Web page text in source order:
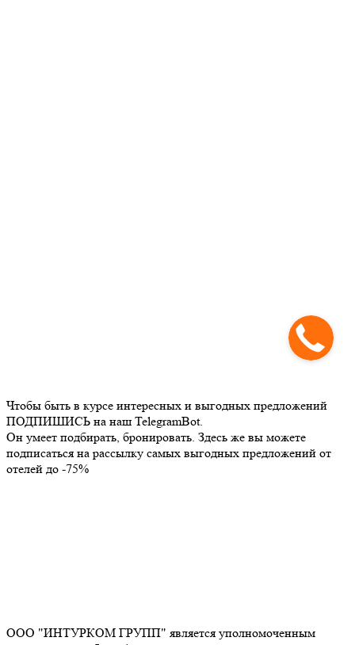
Чтобы быть в курсе интересных и выгодных предложений
ПОДПИШИСЬ на наш TelegramBot.
Он умеет подбирать, бронировать. Здесь же вы можете
подписаться на рассылку самых выгодных предложений от
отелей до -75%
ООО "ИНТУРКОМ ГРУПП" является уполномоченным